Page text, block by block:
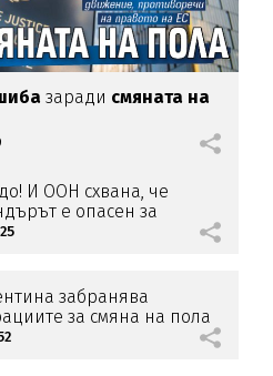
заради смяната на
И ООН схвана, че
е опасен за
забранява
за смяна на пола